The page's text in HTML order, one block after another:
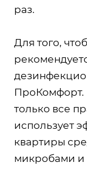
раз.
Для того,
ПроКомфорт.
только все
использует
квартиры
микробами и